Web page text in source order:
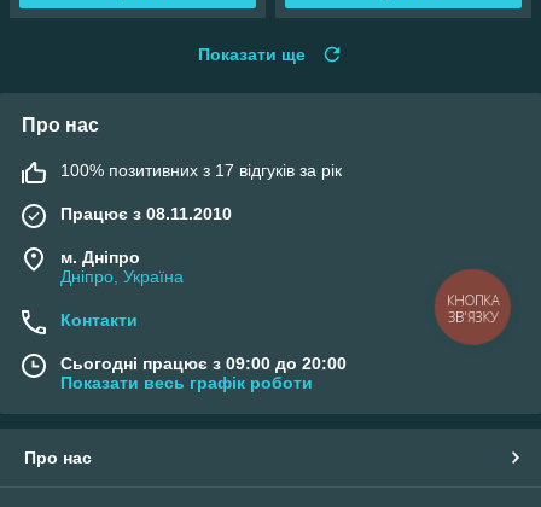
Показати ще
Про нас
100% позитивних з 17 відгуків за рік
Працює з 08.11.2010
м. Дніпро
Дніпро, Україна
Контакти
Сьогодні працює з 09:00 до 20:00
Показати весь графік роботи
Про нас
КНОПКА
ЗВ'ЯЗКУ